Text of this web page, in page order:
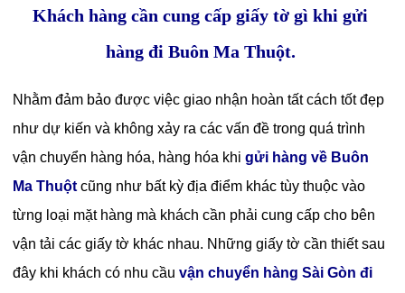
Khách hàng cần cung cấp giấy tờ gì khi gửi
hàng đi Buôn Ma Thuột.
Nhằm đảm bảo được việc giao nhận hoàn tất cách tốt đẹp
như dự kiến và không xảy ra các vấn đề trong quá trình
vận chuyển hàng hóa, hàng hóa khigửi hàng về Buôn
Ma Thuột cũng như bất kỳ địa điểm khác tùy thuộc vào
từng loại mặt hàng mà khách cần phải cung cấp cho bên
vận tải các giấy tờ khác nhau. Những giấy tờ cần thiết sau
đây khi khách có nhu cầuvận chuyển hàng Sài Gòn đi